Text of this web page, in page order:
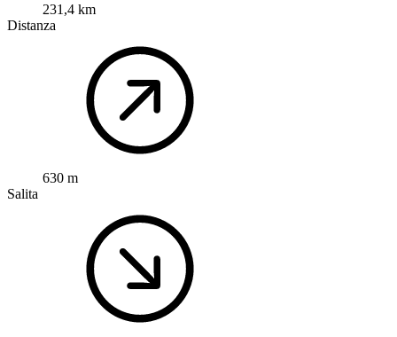
231,4 km
Distanza
630 m
Salita